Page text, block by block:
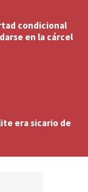
condicional
en la cárcel
era sicario de